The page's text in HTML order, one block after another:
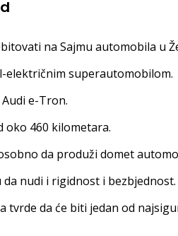
na Sajmu automobila u
električnim superautomobilom.
e-Tron.
oko 460 kilometara.
da produži domet
nudi i rigidnost i bezbjednost.
da će biti jedan od